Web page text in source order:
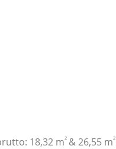
18,32 m² & 26,55 m²